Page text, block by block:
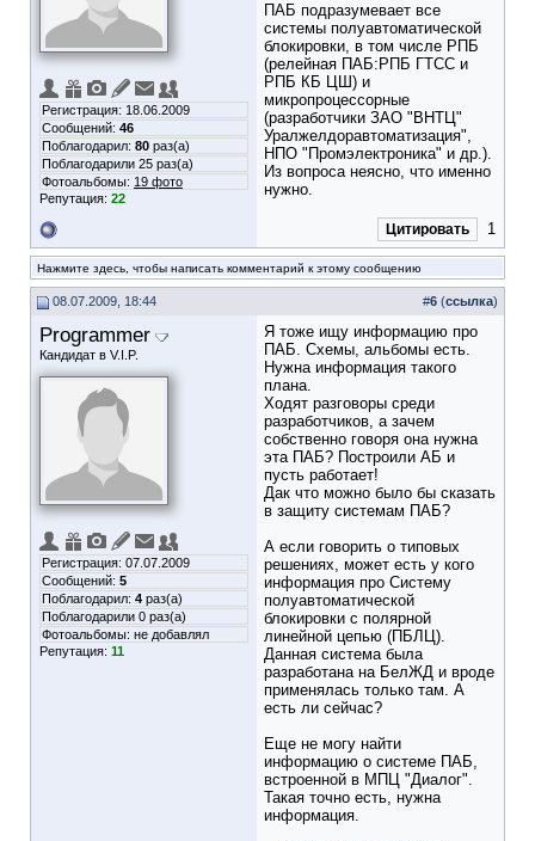
Регистрация: 18.06.2009
Сообщений: 46
Поблагодарил: 80 раз(а)
Поблагодарили 25 раз(а)
Фотоальбомы: 19 фото
Репутация: 22
ПАБ подразумевает все
системы полуавтоматической
блокировки, в том числе РПБ
(релейная ПАБ:РПБ ГТСС и
РПБ КБ ЦШ) и
микропроцессорные
(разработчики ЗАО "ВНТЦ"
Уралжелдоравтоматизация",
НПО "Промэлектроника" и др.).
Из вопроса неясно, что именно
нужно.
Цитировать 1
Нажмите здесь, чтобы написать комментарий к этому сообщению
08.07.2009, 18:44 #6 (ссылка)
Programmer
Кандидат в V.I.P.
Регистрация: 07.07.2009
Сообщений: 5
Поблагодарил: 4 раз(а)
Поблагодарили 0 раз(а)
Фотоальбомы: не добавлял
Репутация: 11
Я тоже ищу информацию про
ПАБ. Схемы, альбомы есть.
Нужна информация такого
плана.
Ходят разговоры среди
разработчиков, а зачем
собственно говоря она нужна
эта ПАБ? Построили АБ и
пусть работает!
Дак что можно было бы сказать
в защиту системам ПАБ?
А если говорить о типовых
решениях, может есть у кого
информация про Систему
полуавтоматической
блокировки с полярной
линейной цепью (ПБЛЦ).
Данная система была
разработана на БелЖД и вроде
применялась только там. А
есть ли сейчас?
Еще не могу найти
информацию о системе ПАБ,
встроенной в МПЦ "Диалог".
Такая точно есть, нужна
информация.